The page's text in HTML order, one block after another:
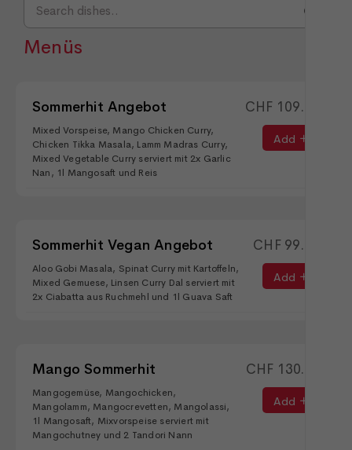
Menüs
Sommerhit Angebot
Mixed Vorspeise, Mango Chicken Curry,
Chicken Tikka Masala, Lamm Madras Curry,
Mixed Vegetable Curry serviert mit 2x Garlic
Nan, 1l Mangosaft und Reis
CHF 109.00
Add
Sommerhit Vegan Angebot
Aloo Gobi Masala, Spinat Curry mit Kartoffeln,
Mixed Gemuese, Linsen Curry Dal serviert mit
2x Ciabatta aus Ruchmehl und 1l Guava Saft
CHF99.00
Add
Mango Sommerhit
Mangogemüse, Mangochicken,
Mangolamm, Mangocrevetten, Mangolassi,
1l Mangosaft, Mixvorspeise serviert mit
Mangochutney und 2 Tandori Nann
CHF 130.00
Add